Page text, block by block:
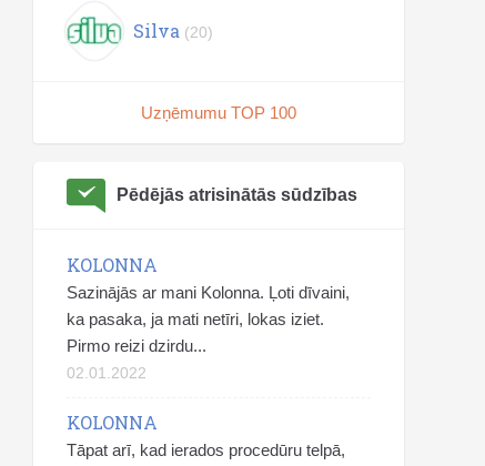
Silva (20)
Uzņēmumu TOP 100
Pēdējās atrisinātās sūdzības
KOLONNA
Sazinājās ar mani Kolonna. Ļoti dīvaini,
ka pasaka, ja mati netīri, lokas iziet.
Pirmo reizi dzirdu...
02.01.2022
KOLONNA
Tāpat arī, kad ierados procedūru telpā,